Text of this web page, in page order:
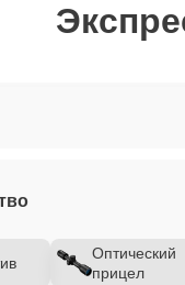
Оптический
прицел